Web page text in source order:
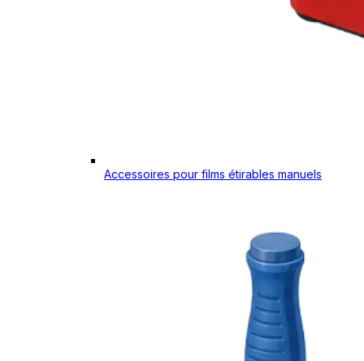
Accessoires pour films étirables manuels